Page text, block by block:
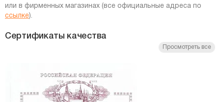
или в фирменных магазинах (все официальные адреса по
ссылке).
Сертификаты качества
Просмотреть все